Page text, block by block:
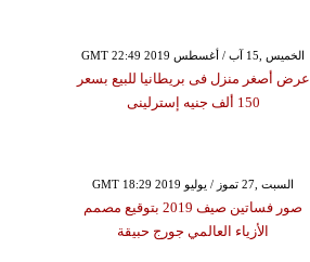
GMT 22:49 2019 الخميس ,15 آب / أغسطس
عرض أصغر منزل فى بريطانيا للبيع بسعر
150 ألف جنيه إسترلينى
GMT 18:29 2019 السبت ,27 تموز / يوليو
صور فساتين صيف 2019 بتوقيع مصمم
الأزياء العالمي جورج حبيقة